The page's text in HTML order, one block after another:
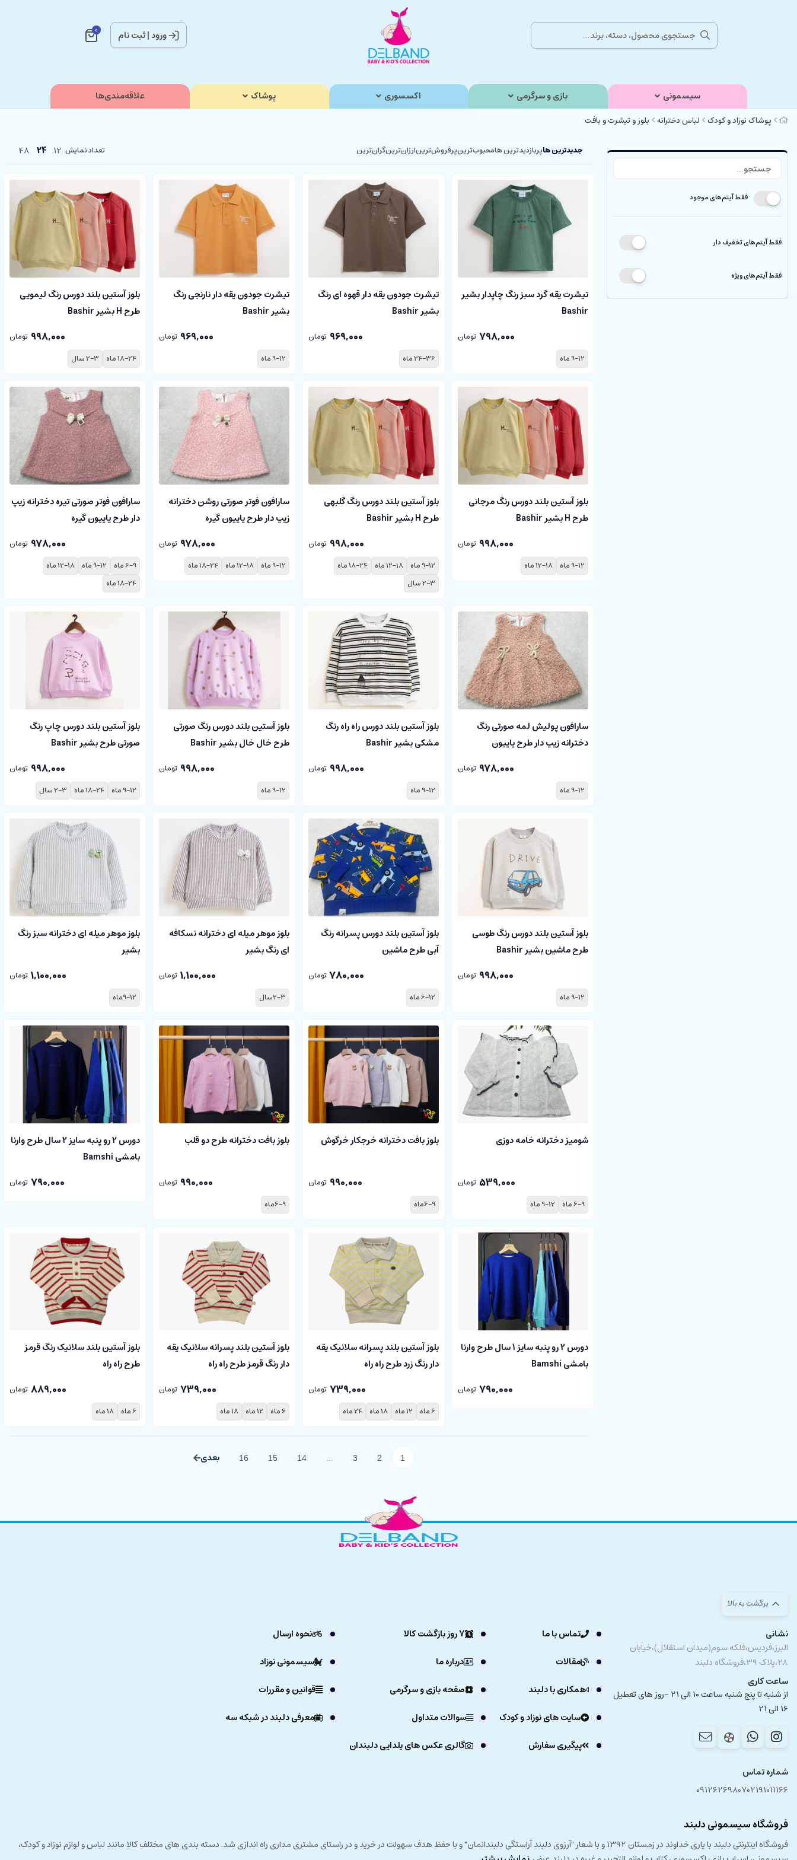
ورود|ثبت نام 0
سیسمونی بازی و سرگرمی اکسسوری پوشاک علاقه‌مندی‌ها
پوشاک نوزاد و کودک لباس دخترانه بلوز و تیشرت و بافت
فقط آیتم‌های موجود
فقط آیتم‌های تخفیف دار
فقط آیتم‌های ویژه
جدیدترین هاپربازدیدترین هامحبوب‌‌ترینپرفروش‌ترینارزان‌ترینگران‌ترین تعداد نمایش 12
24
48
تیشرت یقه گرد سبز رنگ چاپدار بشیر
Bashir
798,000 تومان
9-12 ماه
تیشرت جودون یقه دار قهوه ای رنگ
بشیر Bashir
969,000 تومان
24-36 ماه
تیشرت جودون یقه دار نارنجی رنگ
بشیر Bashir
969,000 تومان
9-12 ماه
بلوز آستین بلند دورس رنگ لیمویی
طرح H بشیر Bashir
998,000 تومان
18-24 ماه
2-3 سال
بلوز آستین بلند دورس رنگ مرجانی
طرح H بشیر Bashir
998,000 تومان
9-12 ماه
12-18 ماه
بلوز آستین بلند دورس رنگ گلبهی
طرح H بشیر Bashir
998,000 تومان
9-12 ماه
12-18 ماه
18-24 ماه
2-3 سال
سارافون فوتر صورتی روشن دخترانه
زیپ دار طرح پاپیون گیره
978,000 تومان
9-12 ماه
12-18 ماه 18-24 ماه
سارافون فوتر صورتی تیره دخترانه زیپ
دار طرح پاپیون گیره
978,000 تومان
6-9 ماه
9-12 ماه
12-18 ماه
18-24 ماه
سارافون پولیش لمه صورتی رنگ
دخترانه زیپ دار طرح پاپیون
978,000 تومان
9-12 ماه
بلوز آستین بلند دورس راه راه رنگ
مشکی بشیر Bashir
998,000 تومان
9-12 ماه
بلوز آستین بلند دورس رنگ صورتی
طرح خال خال بشیر Bashir
998,000 تومان
9-12 ماه
بلوز آستین بلند دورس چاپ رنگ
صورتی طرح بشیر Bashir
998,000 تومان
9-12 ماه
18-24 ماه 2-3 سال
بلوز آستین بلند دورس رنگ طوسی
طرح ماشین بشیر Bashir
998,000 تومان
9-12 ماه
بلوز آستین بلند دورس پسرانه رنگ
آبی طرح ماشین
780,000 تومان
6-12 ماه
بلوز موهر میله ای دخترانه نسکافه
ای رنگ بشیر
1,100,000 تومان
2-3سال
بلوز موهر میله ای دخترانه سبز رنگ
بشیر
1,100,000 تومان
9-12ماه
شومیز دخترانه خامه دوزی
539,000 تومان
6-9 ماه
9-12 ماه
بلوز بافت دخترانه خرجکار خرگوش
990,000 تومان
6-9ماه
بلوز بافت دخترانه طرح دو قلب
990,000 تومان
6-9ماه
دورس 2 رو پنبه سایز 2 سال طرح وارنا
بامشی Bamshi
790,000 تومان
دورس 2 رو پنبه سایز 1 سال طرح وارنا
بامشی Bamshi
790,000 تومان
بلوز آستین بلند پسرانه سلانیک یقه
دار رنگ زرد طرح راه راه
739,000 تومان
6 ماه
12 ماه 18 ماه 24 ماه
بلوز آستین بلند پسرانه سلانیک یقه
دار رنگ قرمز طرح راه راه
739,000 تومان
6 ماه
12 ماه 18 ماه
بلوز آستین بلند سلانیک رنگ قرمز
طرح راه راه
889,000 تومان
6 ماه
18 ماه
1
2
3
14
15
16
برگشت به بالا
نشانی
البرز،فردیس،فلکه سوم(میدان استقلال)،خیابان
28،پلاک 39،فروشگاه دلبند
ساعت کاری
از شنبه تا پنج شنبه ساعت 10 الی 21 -روز های تعطیل
16 الی 21
شماره تماس
02191011166
09126269807
تماس با ما 7 روز بازگشت کالا
نحوه ارسال
مقالات
درباره ما
سیسمونی نوزاد
همکاری با دلبند
صفحه بازی و سرگرمی
قوانین و مقررات
سایت های نوزاد و کودک
سوالات متداول
معرفی دلبند در شبکه سه
پیگیری سفارش
گالری عکس های یلدایی دلبندان
فروشگاه سیسمونی دلبند
فروشگاه اینترنتی دلبند با یاری خداوند در زمستان 1392 و با شعار "آرزوی دلبند آراستگی دلبندانمان" و با حفظ هدف سهولت در خرید و در راستای مشتری مداری راه اندازی شد. دسته بندی های مختلف کالا مانند لباس و لوازم نوزاد و کودک،